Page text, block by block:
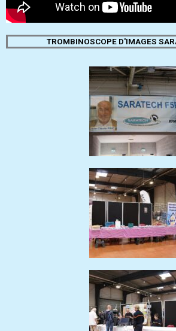
TROMBINOSCOPE D'IMAGES